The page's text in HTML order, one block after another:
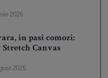
2026
in pasi comozi:
Canvas
2025